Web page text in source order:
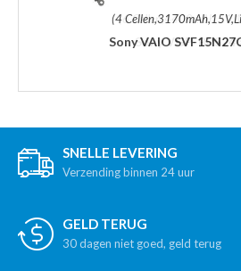
(4
Sony VAIO
SNELLE LEVERING
Verzending binnen 24 uur
GELD TERUG
30 dagen niet goed, geld terug